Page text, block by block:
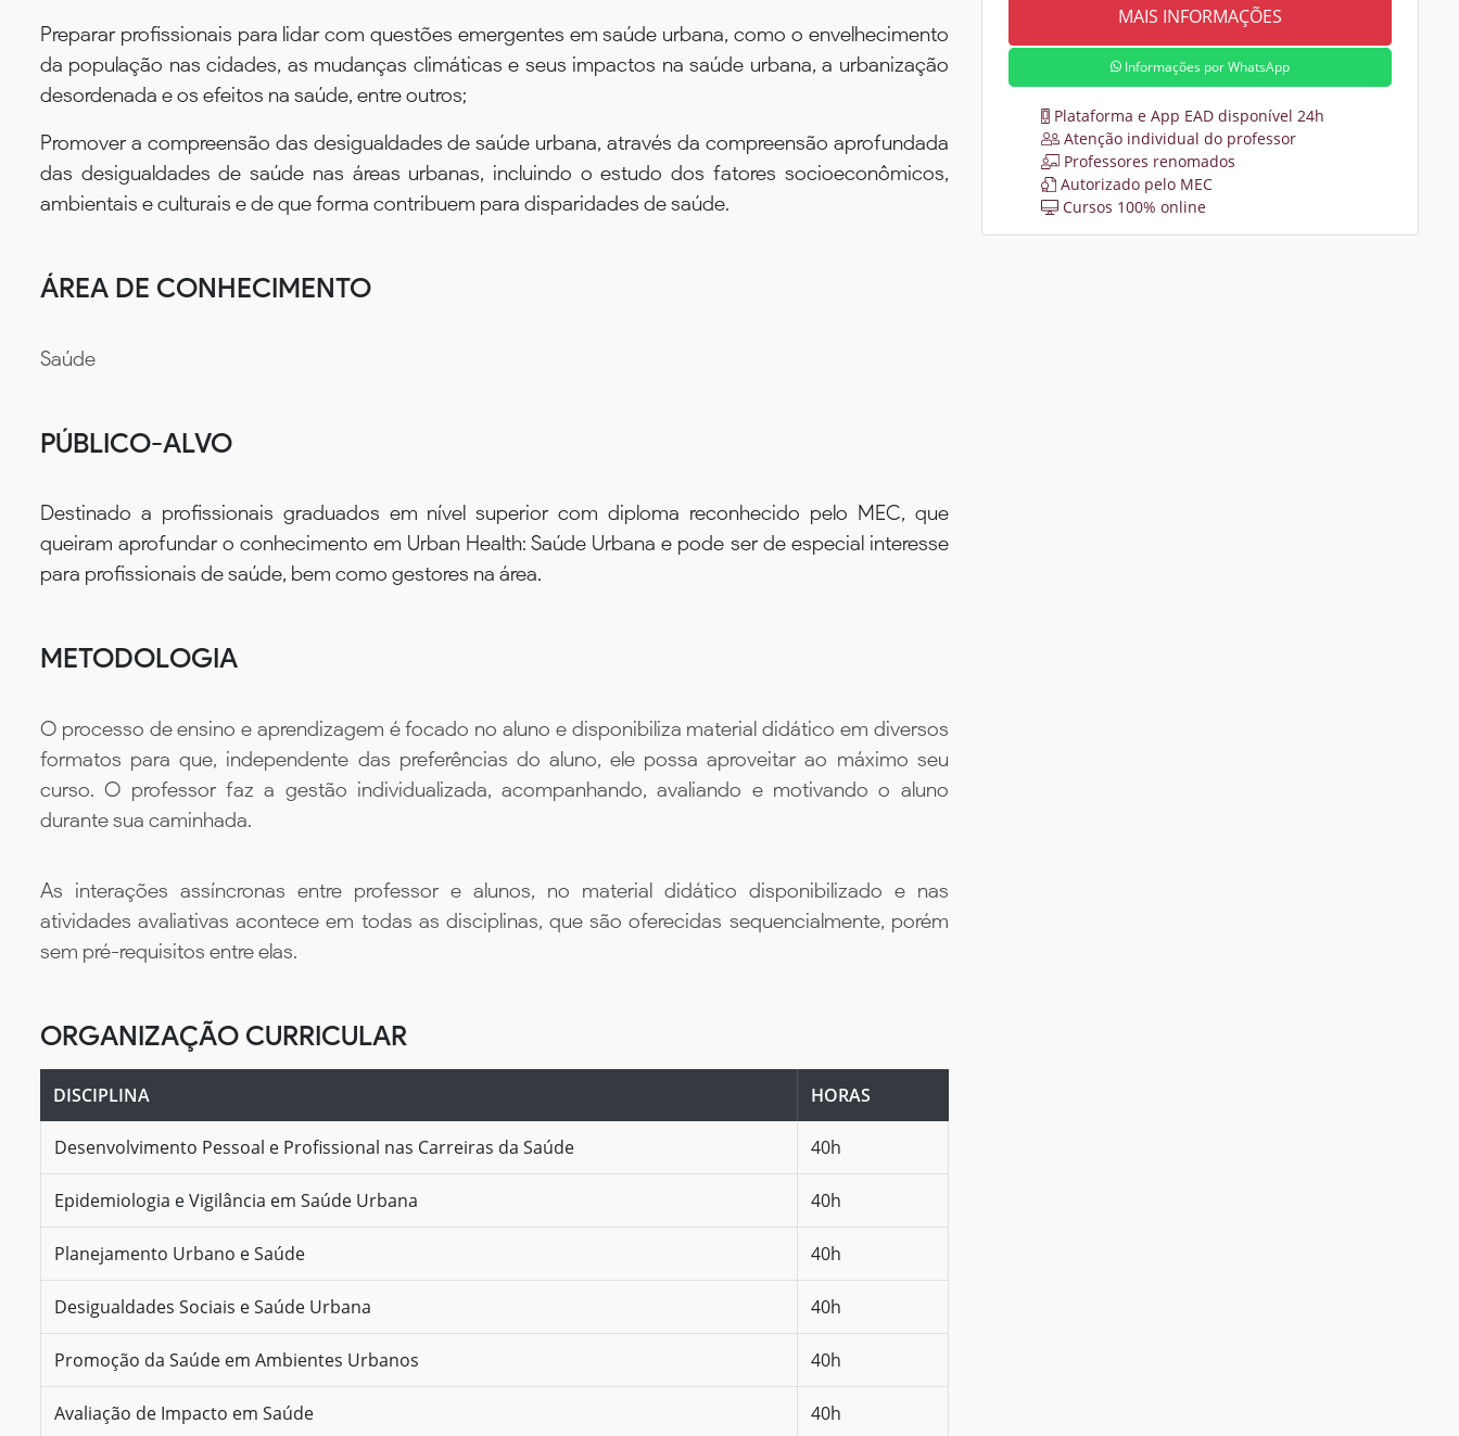
Preparar profissionais para lidar com questões emergentes em saúde urbana, como o envelhecimento
da população nas cidades, as mudanças climáticas e seus impactos na saúde urbana, a urbanização
desordenada e os efeitos na saúde, entre outros;
Promover a compreensão das desigualdades de saúde urbana, através da compreensão aprofundada
das desigualdades de saúde nas áreas urbanas, incluindo o estudo dos fatores socioeconômicos,
ambientais e culturais e de que forma contribuem para disparidades de saúde.
ÁREA DE CONHECIMENTO
Saúde
PÚBLICO-ALVO
Destinado a profissionais graduados em nível superior com diploma reconhecido pelo MEC, que
queiram aprofundar o conhecimento em Urban Health: Saúde Urbana e pode ser de especial interesse
para profissionais de saúde, bem como gestores na área.
METODOLOGIA
O processo de ensino e aprendizagem é focado no aluno e disponibiliza material didático em diversos
formatos para que, independente das preferências do aluno, ele possa aproveitar ao máximo seu
curso. O professor faz a gestão individualizada, acompanhando, avaliando e motivando o aluno
durante sua caminhada.
As interações assíncronas entre professor e alunos, no material didático disponibilizado e nas
atividades avaliativas acontece em todas as disciplinas, que são oferecidas sequencialmente, porém
sem pré-requisitos entre elas.
ORGANIZAÇÃO CURRICULAR
DISCIPLINA HORAS
Desenvolvimento Pessoal e Profissional nas Carreiras da Saúde 40h
Epidemiologia e Vigilância em Saúde Urbana 40h
Planejamento Urbano e Saúde 40h
Desigualdades Sociais e Saúde Urbana 40h
Promoção da Saúde em Ambientes Urbanos 40h
Avaliação de Impacto em Saúde 40h
Informações por WhatsApp
Plataforma e App EAD disponível 24h
Atenção individual do professor
Professores renomados
Autorizado pelo MEC
Cursos 100% online